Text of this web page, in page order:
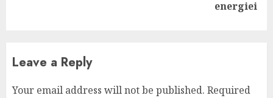
energiei
Leave a Reply
Your email address will not be published. Required